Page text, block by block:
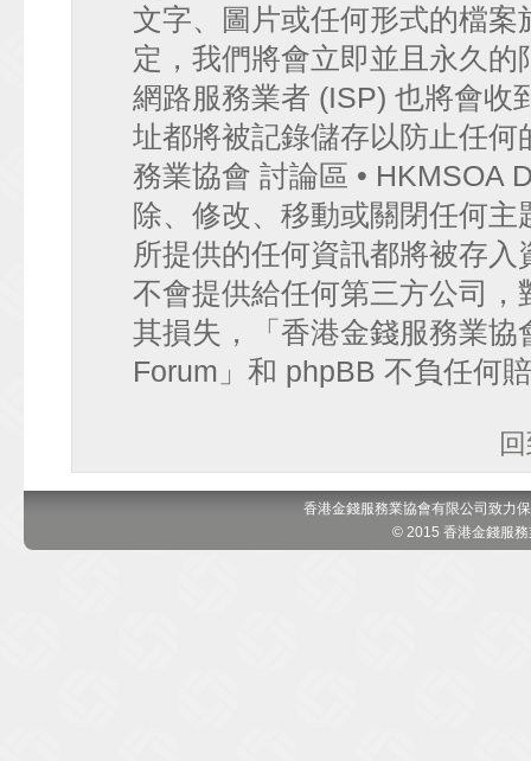
文字、圖片或任何形式的檔
定，我們將會立即並且永久
網路服務業者 (ISP) 也將會收
址都將被記錄儲存以防止任
務業協會 討論區 • HKMSOA
除、修改、移動或關閉任何
所提供的任何資訊都將被存
不會提供給任何第三方公司
其損失，「香港金錢服務業
Forum」和 phpBB 不負任何
香港金錢服務業協會有限公司致力
© 2015 香港金錢服